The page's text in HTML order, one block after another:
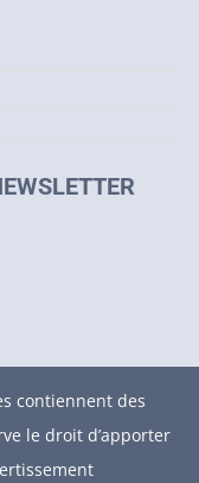
contiennent des
le droit d’apporter